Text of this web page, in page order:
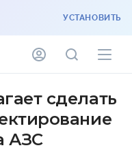
УСТАНОВИТЬ
сделать
АЗС